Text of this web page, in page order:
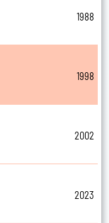
1988
1998
2002
2023